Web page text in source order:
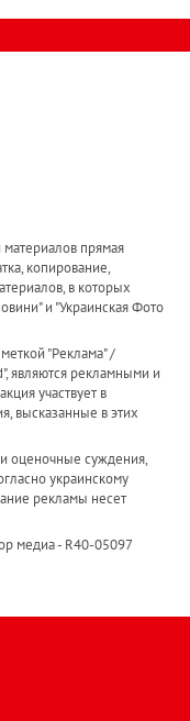
прямая
копирование,
в которых
и "Украинская Фото
"Реклама" /
являются рекламными и
участвует в
высказанные в этих
и оценочные суждения,
украинскому
рекламы несет
медиа - R40-05097